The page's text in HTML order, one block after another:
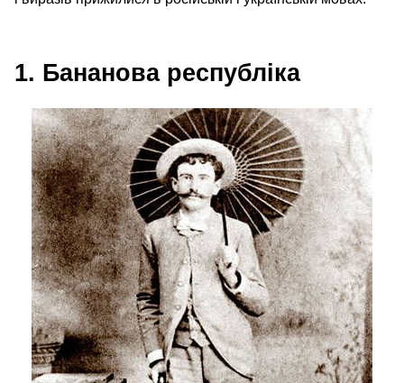
1. Бананова республіка